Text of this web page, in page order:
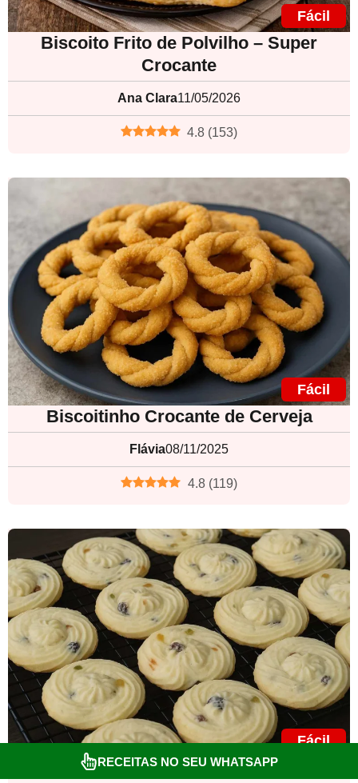
Fácil
Biscoito Frito de Polvilho – Super
Crocante
Ana Clara11/05/2026
4.8 (153)
Fácil
Biscoitinho Crocante de Cerveja
Flávia08/11/2025
4.8 (119)
Fácil
Aprenda a Fazer Biscoitone: Biscoito
RECEITAS NO SEU WHATSAPP